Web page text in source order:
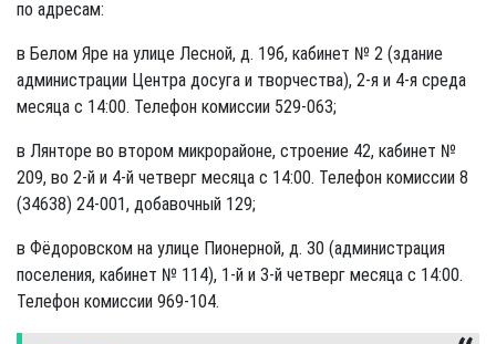
по адресам:
в Белом Яре на улице Лесной, д. 19б, кабинет № 2 (здание
администрации Центра досуга и творчества), 2-я и 4-я среда
месяца с 14:00. Телефон комиссии 529-063;
в Лянторе во втором микрорайоне, строение 42, кабинет №
209, во 2-й и 4-й четверг месяца с 14:00. Телефон комиссии 8
(34638) 24-001, добавочный 129;
в Фёдоровском на улице Пионерной, д. 30 (администрация
поселения, кабинет № 114), 1-й и 3-й четверг месяца с 14:00.
Телефон комиссии 969-104.